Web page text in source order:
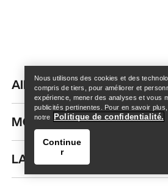
AIDE
MON COMPTE
LAVAGE ET RÉPARATION
Nous utilisons des cookies et des
compris de tiers, pour améliorer et
expérience, mener des analyses et vous
publicités pertinentes. Pour en savoir
notre
Politique de confidentialité.
Continue
r